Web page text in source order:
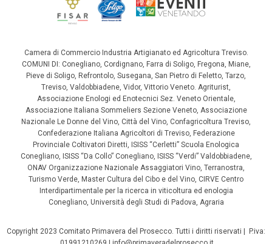
Camera di Commercio Industria Artigianato ed Agricoltura Treviso.
COMUNI DI: Conegliano, Cordignano, Farra di Soligo, Fregona, Miane,
Pieve di Soligo, Refrontolo, Susegana, San Pietro di Feletto, Tarzo,
Treviso, Valdobbiadene, Vidor, Vittorio Veneto. Agriturist,
Associazione Enologi ed Enotecnici Sez. Veneto Orientale,
Associazione Italiana Sommeliers Sezione Veneto, Associazione
Nazionale Le Donne del Vino, Città del Vino, Confagricoltura Treviso,
Confederazione Italiana Agricoltori di Treviso, Federazione
Provinciale Coltivatori Diretti, ISISS “Cerletti” Scuola Enologica
Conegliano, ISISS “Da Collo” Conegliano, ISISS “Verdi” Valdobbiadene,
ONAV Organizzazione Nazionale Assaggiatori Vino, Terranostra,
Turismo Verde, Master Cultura del Cibo e del Vino, CIRVE Centro
Interdipartimentale per la ricerca in viticoltura ed enologia
Conegliano, Università degli Studi di Padova, Agraria
Copyright 2023 Comitato Primavera del Prosecco. Tutti i diritti riservati | P.iva: